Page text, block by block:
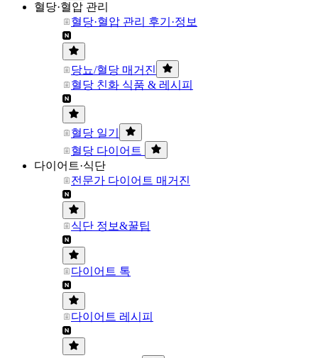
혈당·혈압 관리
혈당·혈압 관리 후기·정보
당뇨/혈당 매거진
혈당 친화 식품 & 레시피
혈당 일기
혈당 다이어트
다이어트·식단
전문가 다이어트 매거진
식단 정보&꿀팁
다이어트 톡
다이어트 레시피